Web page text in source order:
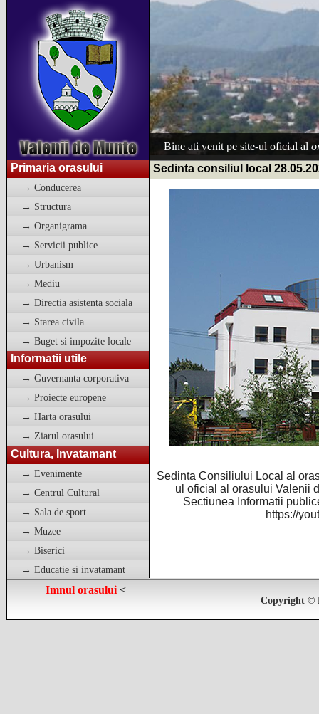
Bine ati venit pe site-ul oficial al
Primaria orasului
→ Conducerea
→ Structura
→ Organigrama
→ Servicii publice
→ Urbanism
→ Mediu
→ Directia asistenta sociala
→ Starea civila
→ Buget si impozite locale
Informatii utile
→ Guvernanta corporativa
→ Proiecte europene
→ Harta orasului
→ Ziarul orasului
Cultura, Invatamant
→ Evenimente
→ Centrul Cultural
→ Sala de sport
→ Muzee
→ Biserici
→ Educatie si invatamant
Sedinta consiliul local
Sedinta Consiliului Local al
ul oficial al orasului Valenii
Sectiunea Informatii
https://
Imnul orasului <
Copyright ©